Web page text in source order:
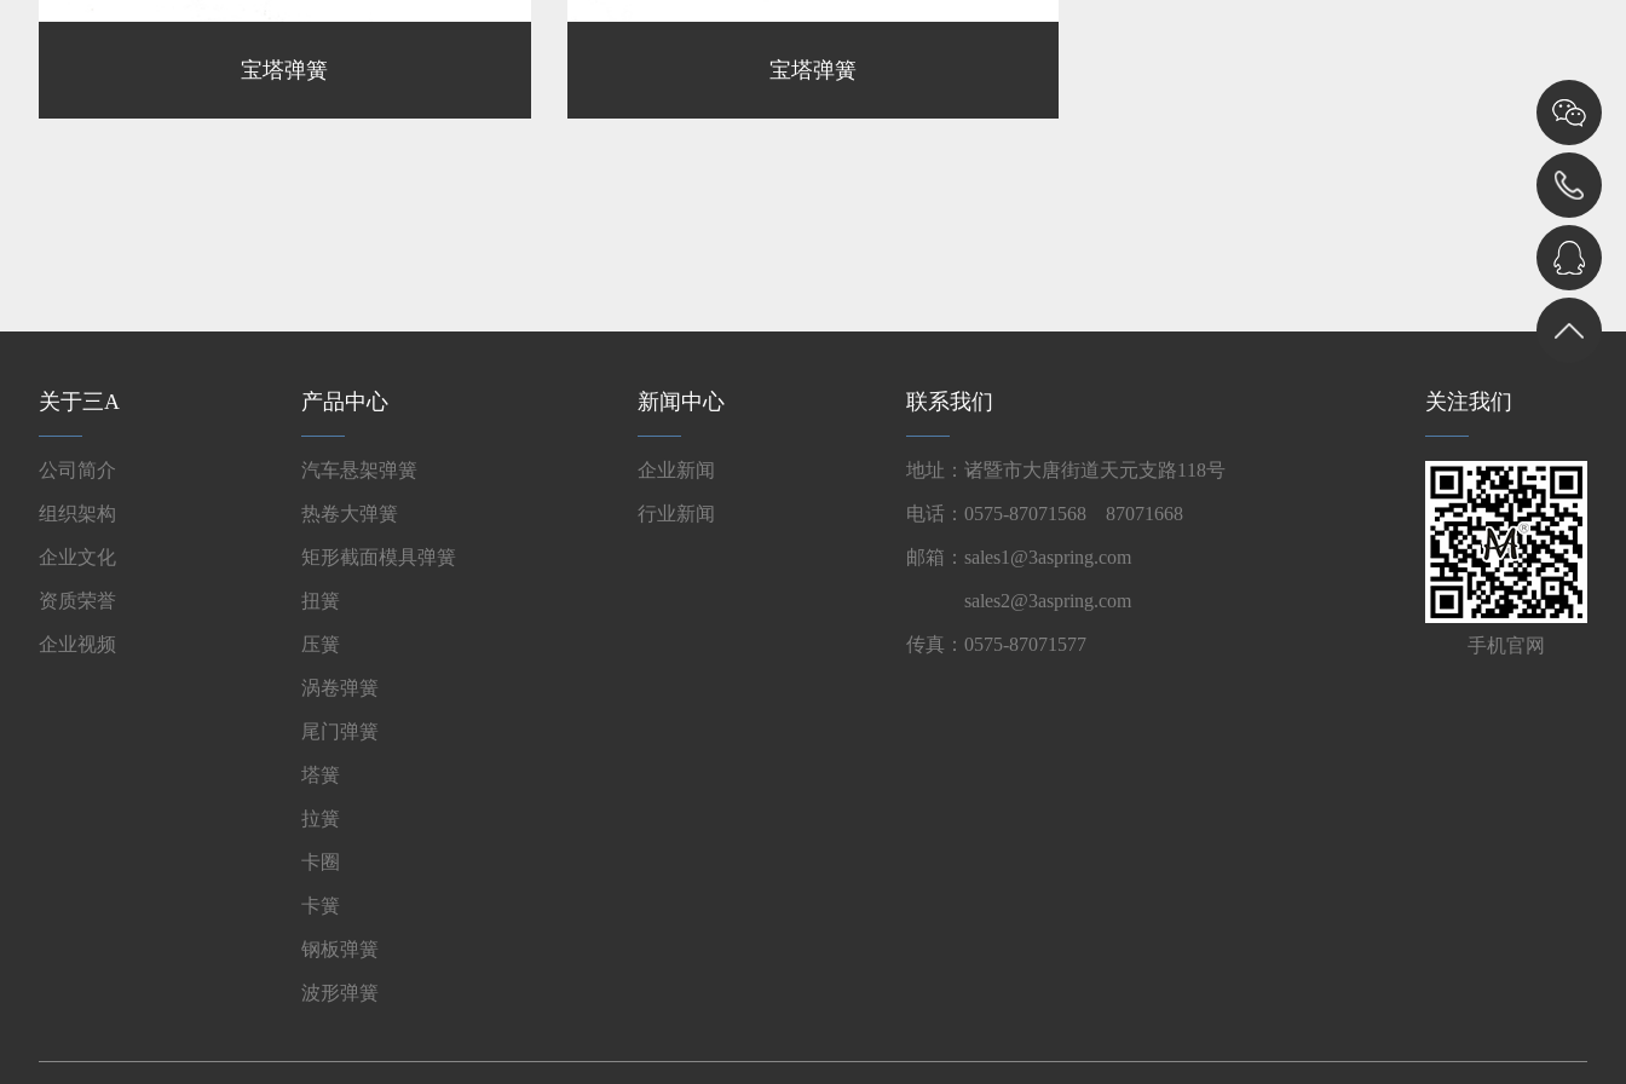
宝塔弹簧 宝塔弹簧
关于三A
公司简介
组织架构
企业文化
资质荣誉
企业视频
产品中心
汽车悬架弹簧
热卷大弹簧
矩形截面模具弹簧
扭簧
压簧
涡卷弹簧
尾门弹簧
塔簧
拉簧
卡圈
卡簧
钢板弹簧
波形弹簧
新闻中心
企业新闻
行业新闻
联系我们
地址：诸暨市大唐街道天元支路118号
电话：0575-87071568 87071668
邮箱：sales1@3aspring.com
sales2@3aspring.com
传真：0575-87071577
关注我们
手机官网